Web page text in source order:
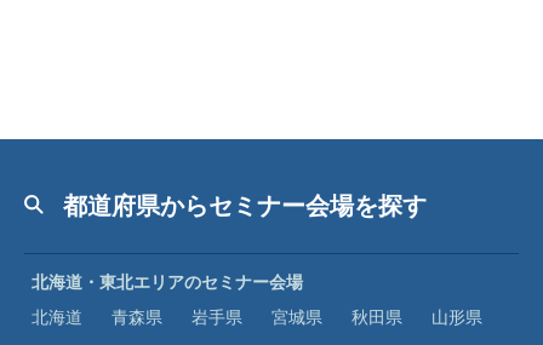
都道府県からセミナー会場を探す
北海道・東北エリアのセミナー会場
北海道
青森県 岩手県 宮城県 秋田県
山形県